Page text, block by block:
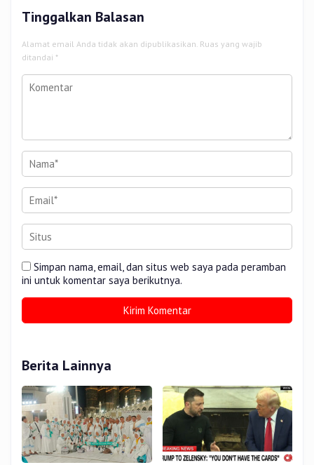
Tinggalkan Balasan
Alamat email Anda tidak akan dipublikasikan. Ruas yang wajib
ditandai *
Simpan nama, email, dan situs web saya pada peramban
ini untuk komentar saya berikutnya.
Berita Lainnya